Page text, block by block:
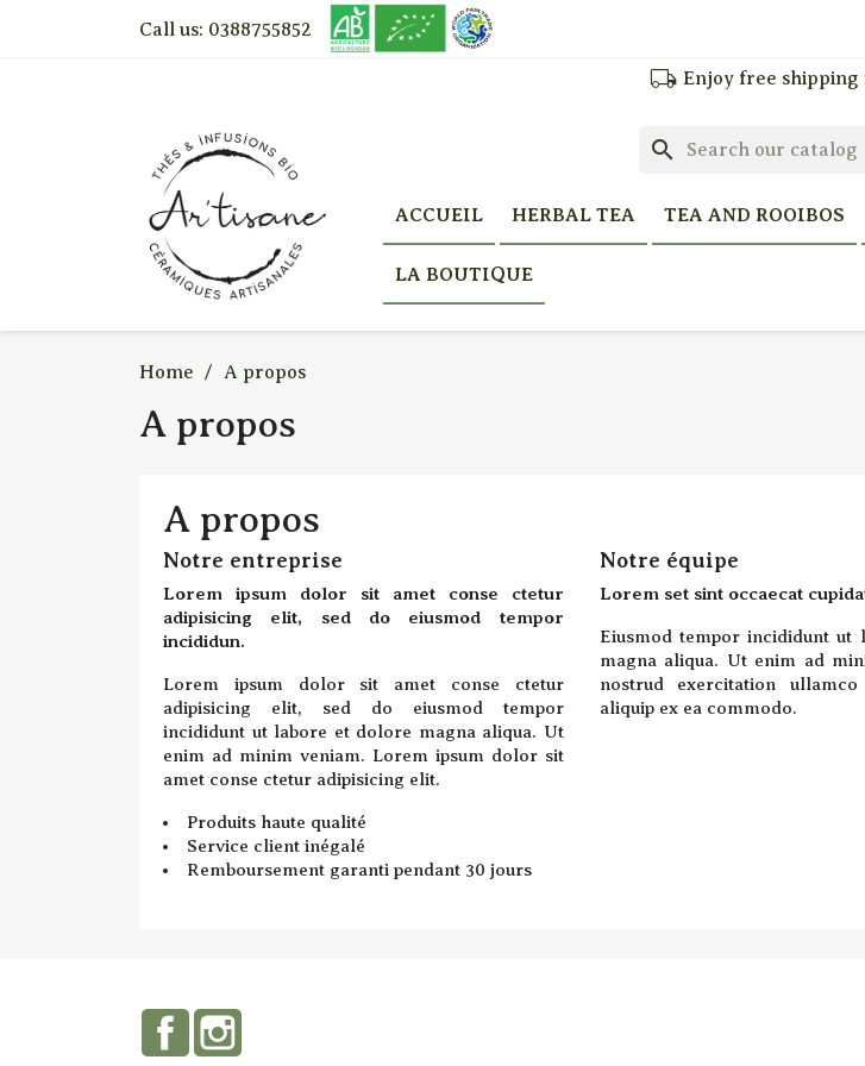
Call us: 0388755852
local_shipping Enjoy free shipping
search
ACCUEIL HERBAL TEA TEA AND ROOIBOS
LA BOUTIQUE
Home A propos
A propos
A propos
Notre entreprise
Lorem ipsum dolor sit amet conse ctetur
adipisicing elit, sed do eiusmod tempor
incididun.
Lorem ipsum dolor sit amet conse ctetur
adipisicing elit, sed do eiusmod tempor
incididunt ut labore et dolore magna aliqua. Ut
enim ad minim veniam. Lorem ipsum dolor sit
amet conse ctetur adipisicing elit.
Produits haute qualité
Service client inégalé
Remboursement garanti pendant 30 jours
Notre équipe
Lorem set sint occaecat
Eiusmod tempor incididunt ut
magna aliqua. Ut enim ad
nostrud exercitation
aliquip ex ea commodo.
Facebook